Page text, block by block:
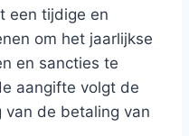
een tijdige en
om het jaarlijkse
en sancties te
aangifte volgt de
van de betaling van